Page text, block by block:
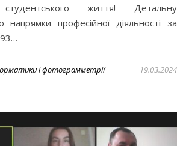
студентського життя! Детальну
напрямки професійної діяльності за
і фотограмметрії 19.03.2024